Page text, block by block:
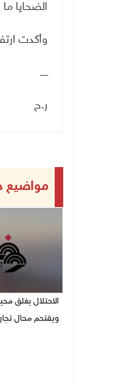
الضحايا
وأكدت ارتفاع حصيلة
ـــــ
ر.ح
مواضيع
الاحتلال يغلق
ويقتحم محال